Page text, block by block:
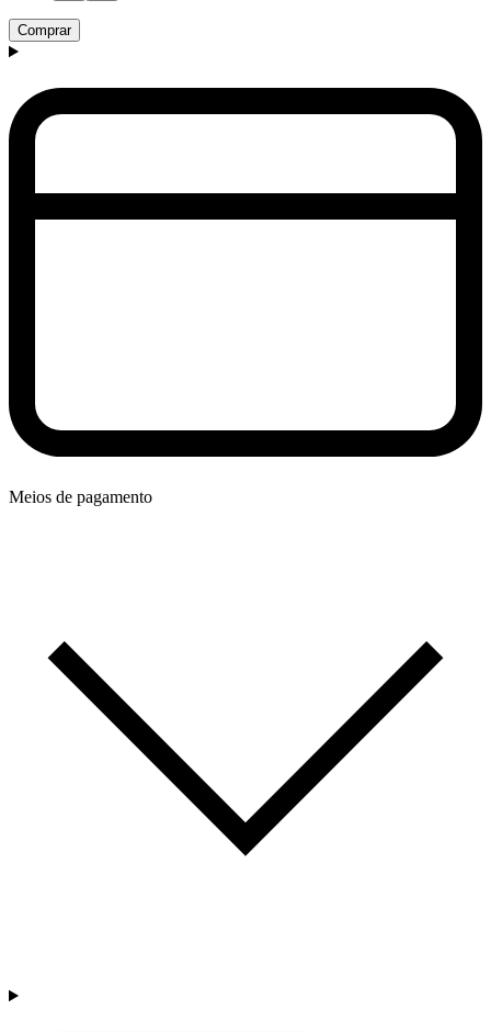
Comprar
Meios de pagamento